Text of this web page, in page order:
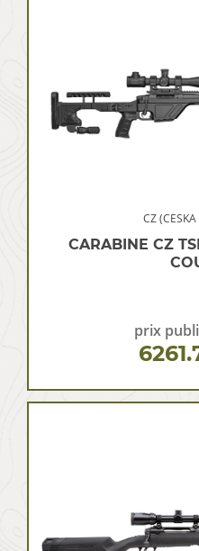
CZ (CESKA
CARABINE CZ
prix